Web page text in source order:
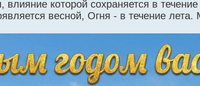
которой сохраняется в
весной, Огня - в течение